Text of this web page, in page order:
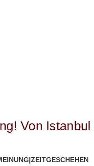
Von Istanbul
|ZEITGESCHEHEN